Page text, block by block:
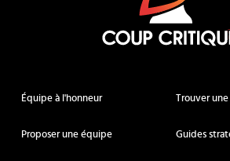
Équipe à l'honneur Trouver
Proposer une équipe Guides